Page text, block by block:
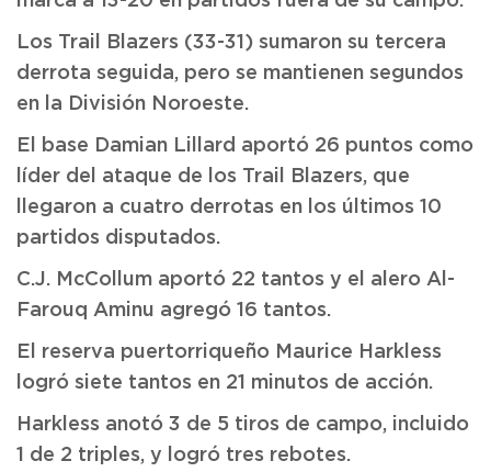
Los Trail Blazers (33-31) sumaron su tercera
derrota seguida, pero se mantienen segundos
en la División Noroeste.
El base Damian Lillard aportó 26 puntos como
líder del ataque de los Trail Blazers, que
llegaron a cuatro derrotas en los últimos 10
partidos disputados.
C.J. McCollum aportó 22 tantos y el alero Al-
Farouq Aminu agregó 16 tantos.
El reserva puertorriqueño Maurice Harkless
logró siete tantos en 21 minutos de acción.
Harkless anotó 3 de 5 tiros de campo, incluido
1 de 2 triples, y logró tres rebotes.